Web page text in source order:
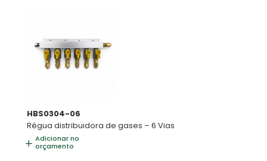
HBS0304-06
Régua distribuidora de gases – 6 Vias
Adicionar no
orçamento